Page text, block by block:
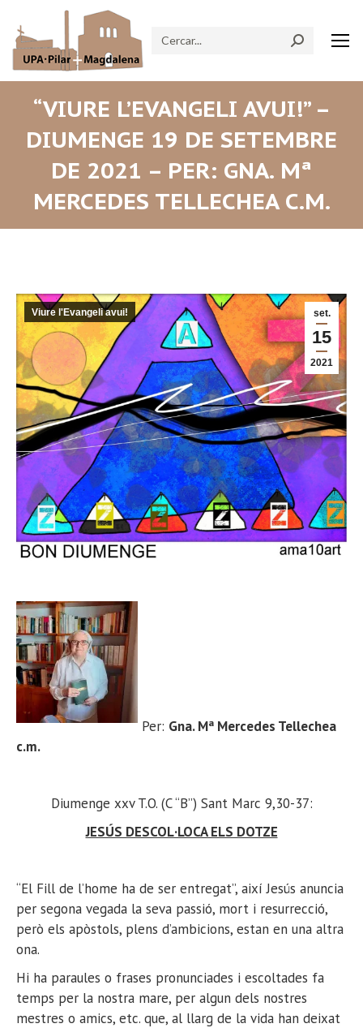
Search:
“VIURE L’EVANGELI AVUI!” –
DIUMENGE 19 DE SETEMBRE
DE 2021 – PER: GNA. Mª
MERCEDES TELLECHEA C.M.
set.
15
2021
Viure l'Evangeli avui!
Per: Gna.Mª Mercedes Tellechea
c.m.
Diumenge xxv T.O. (C “B”) Sant Marc 9,30-37:
JESÚS DESCOL·LOCA ELS DOTZE
“El Fill de l’home ha de ser entregat”, així Jesús anuncia
per segona vegada la seva passió, mort i resurrecció,
però els apòstols, plens d’ambicions, estan en una altra
ona.
Hi ha paraules o frases pronunciades i escoltades fa
temps per la nostra mare, per algun dels nostres
mestres o amics, etc. que, al llarg de la vida han deixat